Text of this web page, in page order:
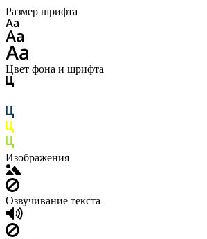
Размер шрифта
Цвет фона и шрифта
Изображения
Озвучивание текста